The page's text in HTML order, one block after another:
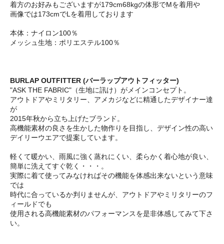
着方のお好みもございますが179cm68kgの体形でMを着用や
画像では173cmでLを着用しております
本体：ナイロン100％
メッシュ生地：ポリエステル100％
BURLAP OUTFITTER (バーラップアウトフィッター)
"ASK THE FABRIC"（生地に訊け）がメインコンセプト。
アウトドアやミリタリー、アメカジなどに精通したデザイナー達
が
2015年秋から立ち上げたブランド。
高機能素材の良さを生かした物作りを目指し、デザイン性の高い
デイリーウエアで提案しています。
軽くて暖かい、雨風に強く蒸れにくい、柔らかく着心地が良い、
簡単に洗えてすぐ乾く・・・。
実際に着て使ってみなければその機能を体感出来ないという意味
では
時代に合っているか判りませんが、アウトドアやミリタリーのフ
ィールドでも
使用される高機能素材のパフォーマンスを是非体感してみて下さ
い。